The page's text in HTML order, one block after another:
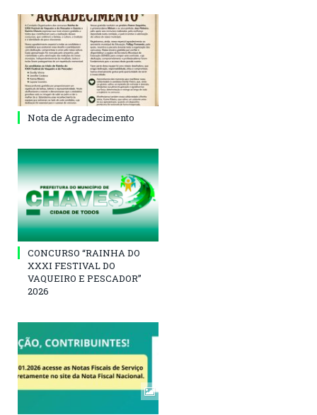
Nota de Agradecimento
CONCURSO “RAINHA DO
XXXI FESTIVAL DO
VAQUEIRO E PESCADOR”
2026